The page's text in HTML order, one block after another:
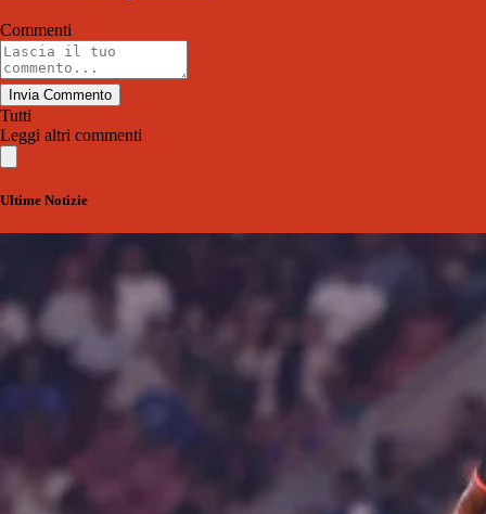
Commenti
Invia Commento
Tutti
Leggi altri commenti
Ultime Notizie